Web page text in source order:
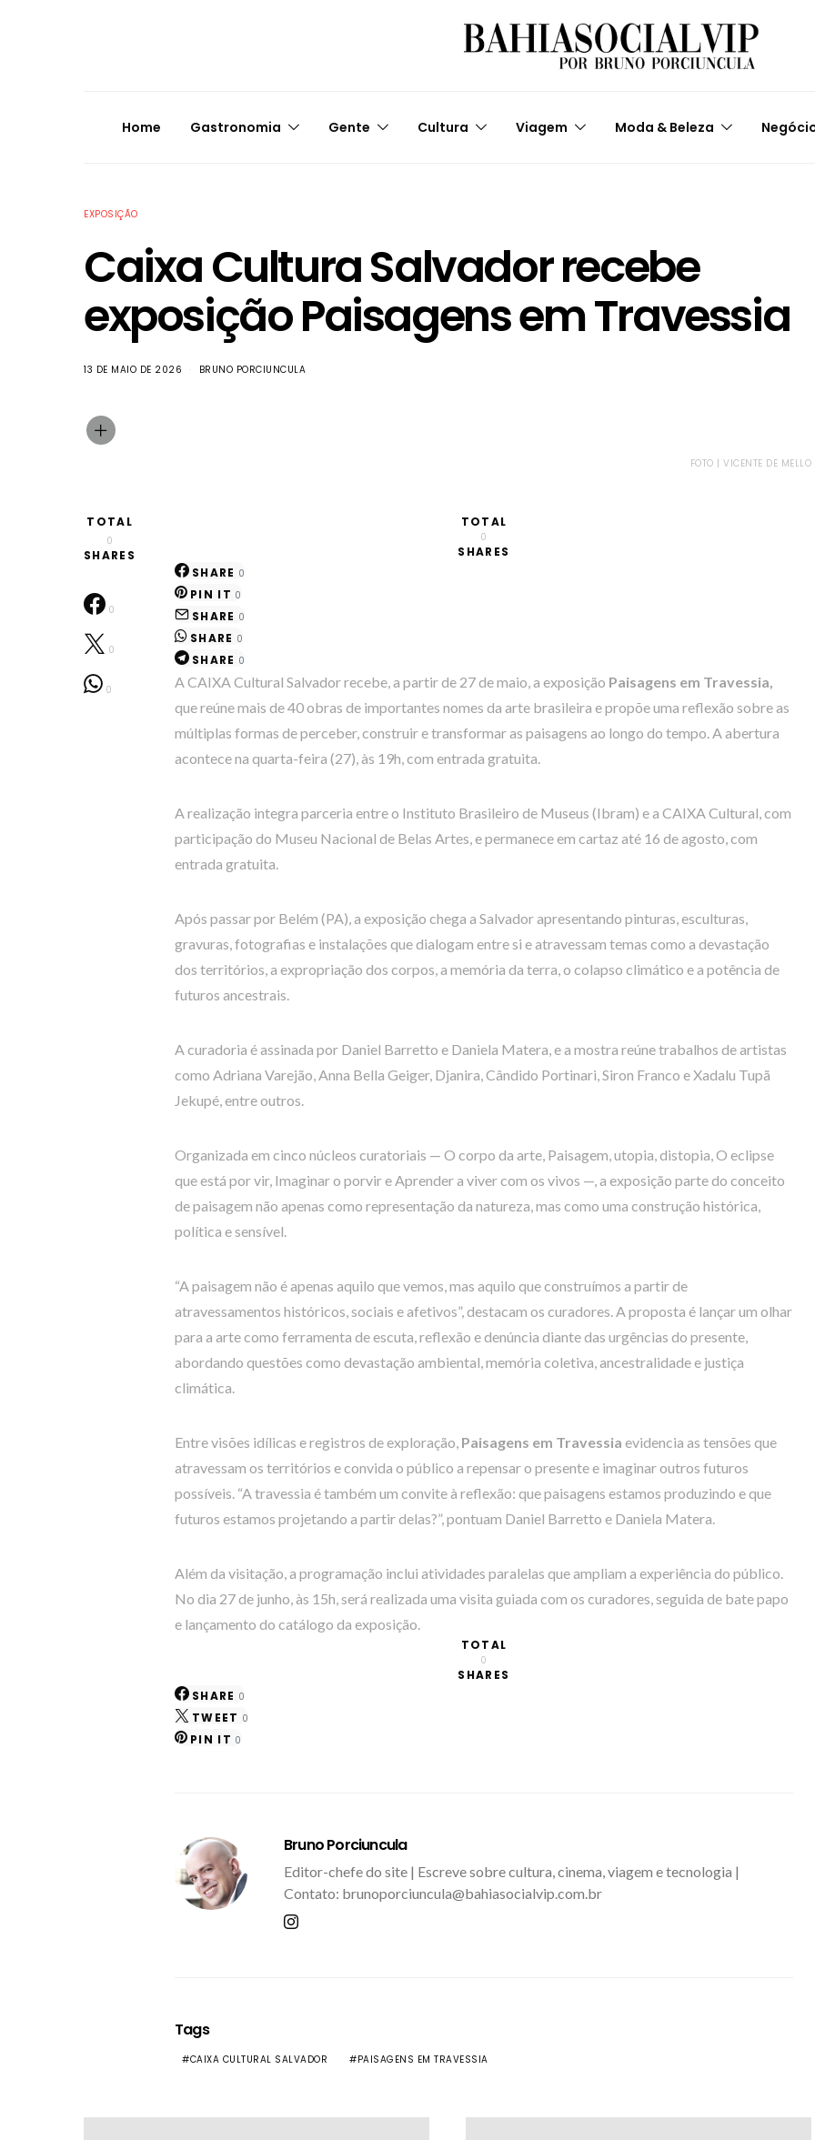
Home Gastronomia Gente Cultura Viagem Moda & Beleza
EXPOSIÇÃO
Caixa Cultura Salvador recebe
exposição Paisagens em Travessia
13 DE MAIO DE 2026 BRUNO PORCIUNCULA
FOTO | VICENTE DE MELLO
TOTAL
0
SHARES
0
0
0
TOTAL
0
SHARES
SHARE 0
PIN IT 0
SHARE 0
SHARE 0
SHARE 0
A CAIXA Cultural Salvador recebe, a partir de 27 de maio, a exposição Paisagens em Travessia,
que reúne mais de 40 obras de importantes nomes da arte brasileira e propõe uma reflexão sobre as
múltiplas formas de perceber, construir e transformar as paisagens ao longo do tempo. A abertura
acontece na quarta-feira (27), às 19h, com entrada gratuita.
A realização integra parceria entre o Instituto Brasileiro de Museus (Ibram) e a CAIXA Cultural, com
participação do Museu Nacional de Belas Artes, e permanece em cartaz até 16 de agosto, com
entrada gratuita.
Após passar por Belém (PA), a exposição chega a Salvador apresentando pinturas, esculturas,
gravuras, fotografias e instalações que dialogam entre si e atravessam temas como a devastação
dos territórios, a expropriação dos corpos, a memória da terra, o colapso climático e a potência de
futuros ancestrais.
A curadoria é assinada por Daniel Barretto e Daniela Matera, e a mostra reúne trabalhos de artistas
como Adriana Varejão, Anna Bella Geiger, Djanira, Cândido Portinari, Siron Franco e Xadalu Tupã
Jekupé, entre outros.
Organizada em cinco núcleos curatoriais — O corpo da arte, Paisagem, utopia, distopia, O eclipse
que está por vir, Imaginar o porvir e Aprender a viver com os vivos —, a exposição parte do conceito
de paisagem não apenas como representação da natureza, mas como uma construção histórica,
política e sensível.
“A paisagem não é apenas aquilo que vemos, mas aquilo que construímos a partir de
atravessamentos históricos, sociais e afetivos”, destacam os curadores. A proposta é lançar um olhar
para a arte como ferramenta de escuta, reflexão e denúncia diante das urgências do presente,
abordando questões como devastação ambiental, memória coletiva, ancestralidade e justiça
climática.
Entre visões idílicas e registros de exploração, Paisagens em Travessia evidencia as tensões que
atravessam os territórios e convida o público a repensar o presente e imaginar outros futuros
possíveis. “A travessia é também um convite à reflexão: que paisagens estamos produzindo e que
futuros estamos projetando a partir delas?”, pontuam Daniel Barretto e Daniela Matera.
Além da visitação, a programação inclui atividades paralelas que ampliam a experiência do público.
No dia 27 de junho, às 15h, será realizada uma visita guiada com os curadores, seguida de bate papo
e lançamento do catálogo da exposição.
TOTAL
0
SHARES
SHARE 0
TWEET 0
PIN IT 0
Bruno Porciuncula
Editor-chefe do site | Escreve sobre cultura, cinema, viagem e tecnologia |
Contato: brunoporciuncula@bahiasocialvip.com.br
Tags
CAIXA CULTURAL SALVADOR PAISAGENS EM TRAVESSIA